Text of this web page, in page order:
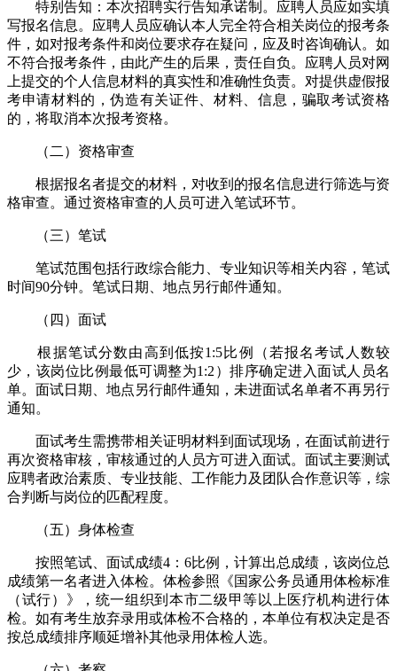
特别告知：本次招聘实行告知承诺制。应聘人员应如实填
写报名信息。应聘人员应确认本人完全符合相关岗位的报考条
件，如对报考条件和岗位要求存在疑问，应及时咨询确认。如
不符合报考条件，由此产生的后果，责任自负。应聘人员对网
上提交的个人信息材料的真实性和准确性负责。对提供虚假报
考申请材料的，伪造有关证件、材料、信息，骗取考试资格
的，将取消本次报考资格。
（二）资格审查
根据报名者提交的材料，对收到的报名信息进行筛选与资
格审查。通过资格审查的人员可进入笔试环节。
（三）笔试
笔试范围包括行政综合能力、专业知识等相关内容，笔试
时间90分钟。笔试日期、地点另行邮件通知。
（四）面试
根据笔试分数由高到低按1:5比例（若报名考试人数较
少，该岗位比例最低可调整为1:2）排序确定进入面试人员名
单。面试日期、地点另行邮件通知，未进面试名单者不再另行
通知。
面试考生需携带相关证明材料到面试现场，在面试前进行
再次资格审核，审核通过的人员方可进入面试。面试主要测试
应聘者政治素质、专业技能、工作能力及团队合作意识等，综
合判断与岗位的匹配程度。
（五）身体检查
按照笔试、面试成绩4：6比例，计算出总成绩，该岗位总
成绩第一名者进入体检。体检参照《国家公务员通用体检标准
（试行）》，统一组织到本市二级甲等以上医疗机构进行体
检。如有考生放弃录用或体检不合格的，本单位有权决定是否
按总成绩排序顺延增补其他录用体检人选。